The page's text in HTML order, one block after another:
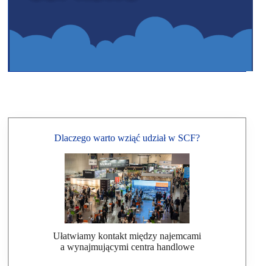
Dlaczego warto wziąć udział w SCF?
Ułatwiamy kontakt między najemcami
a wynajmującymi centra handlowe